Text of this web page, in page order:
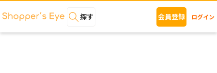
探す 会員登録 ログイン